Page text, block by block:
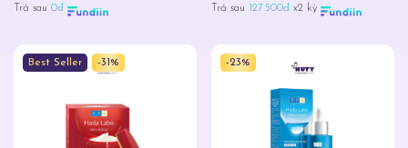
Trả sau 0đ
Trả sau 127.500đ x2 kỳ
Best Seller -31% -23%